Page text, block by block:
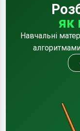
як
Навчальні